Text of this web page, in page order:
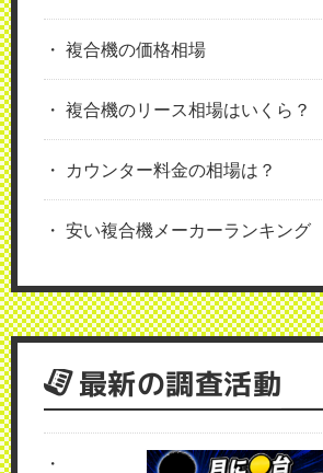
複合機の価格相場
複合機のリース相場はいくら？
カウンター料金の相場は？
安い複合機メーカーランキング
最新の調査活動